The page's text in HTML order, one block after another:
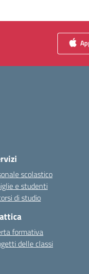
scolastico
e studenti
di studio
formativa
delle classi